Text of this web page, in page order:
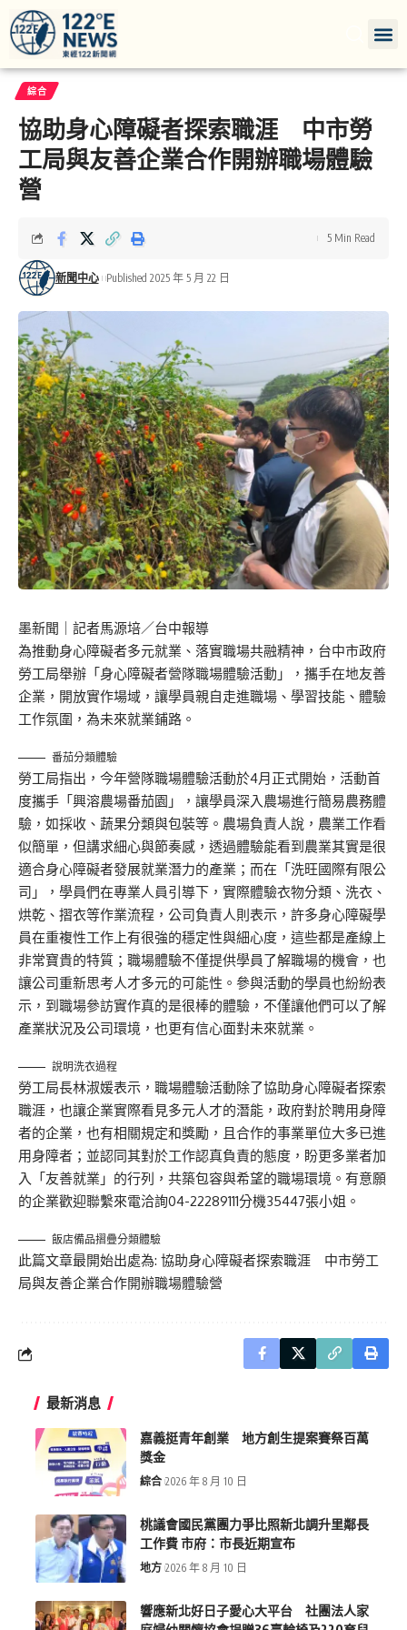
綜合
協助身心障礙者探索職涯 中市勞
工局與友善企業合作開辦職場體驗
營
新聞中心 Published 2025 年 5 月 22 日
5 Min Read
墨新聞 ｜記者馬源培／台中報導
為推動身心障礙者多元就業、落實職場共融精神，台中市政府
勞工局舉辦「身心障礙者營隊職場體驗活動」，攜手在地友善
企業，開放實作場域，讓學員親自走進職場、學習技能、體驗
工作氛圍，為未來就業鋪路。
番茄分類體驗
勞工局指出，今年營隊職場體驗活動於4月正式開始，活動首
度攜手「興溶農場番茄園」，讓學員深入農場進行簡易農務體
驗，如採收、蔬果分類與包裝等。農場負責人說，農業工作看
似簡單，但講求細心與節奏感，透過體驗能看到農業其實是很
適合身心障礙者發展就業潛力的產業；而在「洗旺國際有限公
司」，學員們在專業人員引導下，實際體驗衣物分類、洗衣、
烘乾、摺衣等作業流程，公司負責人則表示，許多身心障礙學
員在重複性工作上有很強的穩定性與細心度，這些都是產線上
非常寶貴的特質；職場體驗不僅提供學員了解職場的機會，也
讓公司重新思考人才多元的可能性。參與活動的學員也紛紛表
示，到職場參訪實作真的是很棒的體驗，不僅讓他們可以了解
產業狀況及公司環境，也更有信心面對未來就業。
說明洗衣過程
勞工局長林淑媛表示，職場體驗活動除了協助身心障礙者探索
職涯，也讓企業實際看見多元人才的潛能，政府對於聘用身障
者的企業，也有相關規定和獎勵，且合作的事業單位大多已進
用身障者；並認同其對於工作認真負責的態度，盼更多業者加
入「友善就業」的行列，共築包容與希望的職場環境。有意願
的企業歡迎聯繫來電洽詢04-22289111分機35447張小姐。
飯店備品摺疊分類體驗
此篇文章最開始出處為: 協助身心障礙者探索職涯 中市勞工
局與友善企業合作開辦職場體驗營
最新消息
嘉義挺青年創業 地方創生提案賽祭百萬
獎金
綜合 2026 年 8 月 10 日
桃議會國民黨團力爭比照新北調升里鄰長
工作費 市府：市長近期宣布
地方 2026 年 8 月 10 日
響應新北好日子愛心大平台 社團法人家